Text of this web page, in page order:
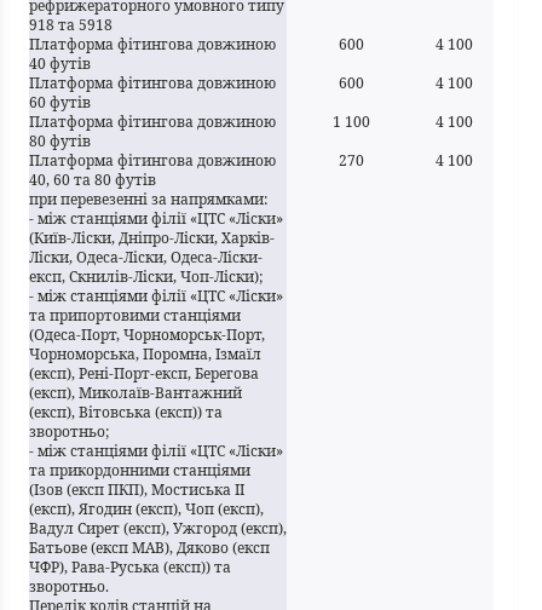
рефрижераторного умовного типу
918 та 5918
Платформа фітингова довжиною
40 футів
600
4 100
Платформа фітингова довжиною
60 футів
600
4 100
Платформа фітингова довжиною
80 футів
1 100
4 100
Платформа фітингова довжиною
40, 60 та 80 футів
при перевезенні за напрямками:
- між станціями філії «ЦТС «Ліски»
(Київ-Ліски, Дніпро-Ліски, Харків-
Ліски, Одеса-Ліски, Одеса-Ліски-
експ, Скнилів-Ліски, Чоп-Ліски);
- між станціями філії «ЦТС «Ліски»
та припортовими станціями
(Одеса-Порт, Чорноморськ-Порт,
Чорноморська, Поромна, Ізмаїл
(експ), Рені-Порт-експ, Берегова
(експ), Миколаїв-Вантажний
(експ), Вітовська (експ)) та
зворотньо;
- між станціями філії «ЦТС «Ліски»
та прикордонними станціями
(Ізов (експ ПКП), Мостиська ІІ
(експ), Ягодин (експ), Чоп (експ),
Вадул Сирет (експ), Ужгород (експ),
Батьове (експ МАВ), Дяково (експ
ЧФР), Рава-Руська (експ)) та
зворотньо.
Перелік кодів станцій на
270 4 100